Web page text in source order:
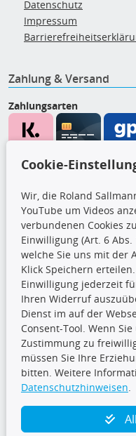
Datenschutz
Impressum
Zahlung & Versand
Zahlungsarten
CARAT Gruppe
Folge uns
Cookie-
Wir, die Roland
YouTube um Videos
verbundenen Cookies
Einwilligung (Art. 6 Abs.
welche Sie uns mit der
Klick Speichern
Einwilligung jederzeit
Ihren Widerruf
Dienst im auf der
Consent-Tool. Wenn
Zustimmung zu
müssen Sie Ihre
bitten. Weitere
Datenschutzhinweisen.